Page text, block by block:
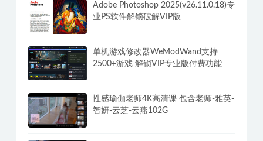
Adobe Photoshop 2025(v26.11.0.18)专
业PS软件解锁破解VIP版
单机游戏修改器WeModWand支持
2500+游戏 解锁VIP专业版付费功能
性感瑜伽老师4K高清课 包含老师-雅英-
智妍-云芝-云燕102G